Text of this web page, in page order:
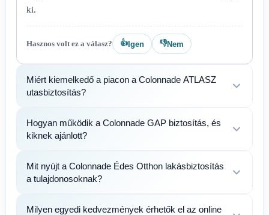
ki.
Hasznos volt ez a válasz? 👍Igen 👎Nem
Miért kiemelkedő a piacon a Colonnade ATLASZ
utasbiztosítás?
Hogyan működik a Colonnade GAP biztosítás, és
kiknek ajánlott?
Mit nyújt a Colonnade Édes Otthon lakásbiztosítás
a tulajdonosoknak?
Milyen egyedi kedvezmények érhetők el az online